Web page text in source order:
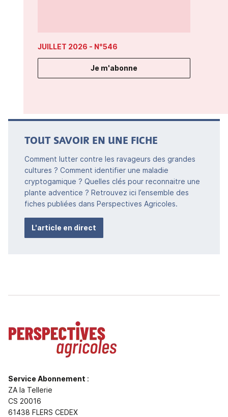
JUILLET 2026 - N°546
Je m'abonne
TOUT SAVOIR EN UNE FICHE
Comment lutter contre les ravageurs des grandes
cultures ? Comment identifier une maladie
cryptogamique ? Quelles clés pour reconnaitre une
plante adventice ? Retrouvez ici l’ensemble des
fiches publiées dans Perspectives Agricoles.
L'article en direct
Service Abonnement :
ZA la Tellerie
CS 20016
61438 FLERS CEDEX